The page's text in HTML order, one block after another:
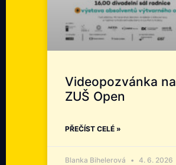
Videopozvánka na
ZUŠ Open
PŘEČÍST CELÉ »
Blanka Bihelerová 4. 6. 2026